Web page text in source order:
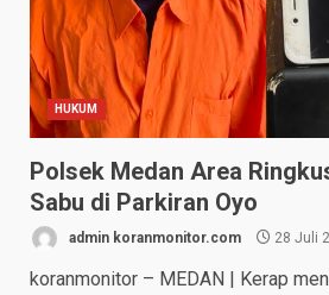
HUKUM
Polsek Medan Area
Sabu di Parkiran Oyo
admin koranmonitor.com 28 Juli
koranmonitor – MEDAN | Kerap